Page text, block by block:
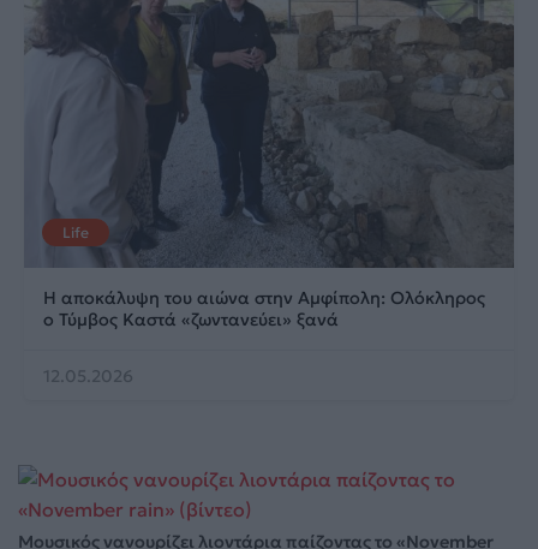
Life
Η αποκάλυψη του αιώνα στην Αμφίπολη: Ολόκληρος
ο Τύμβος Καστά «ζωντανεύει» ξανά
12.05.2026
Μουσικός νανουρίζει λιοντάρια παίζοντας το «November